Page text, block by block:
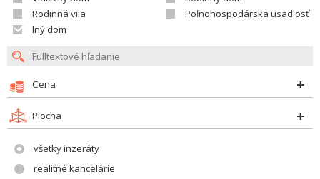
Rodinná vila
Poľnohospodárska usadlosť
Iný dom
Cena
Plocha
všetky inzeráty
realitné kancelárie